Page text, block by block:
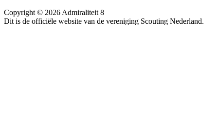
Copyright © 2026 Admiraliteit 8
Dit is de officiële website van de vereniging Scouting Nederland.